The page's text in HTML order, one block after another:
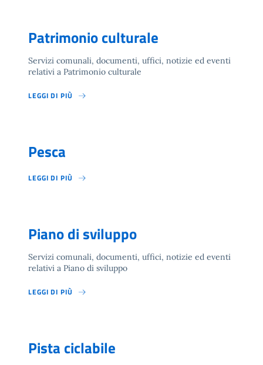
Patrimonio culturale
Servizi comunali, documenti, uffici, notizie ed eventi
relativi a Patrimonio culturale
LEGGI DI PIÙ
Pesca
LEGGI DI PIÙ
Piano di sviluppo
Servizi comunali, documenti, uffici, notizie ed eventi
relativi a Piano di sviluppo
LEGGI DI PIÙ
Pista ciclabile